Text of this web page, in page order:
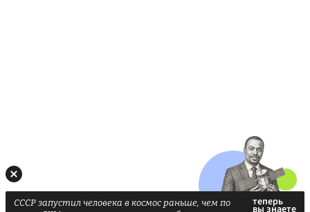
СССР запустил человека в космос раньше, чем по